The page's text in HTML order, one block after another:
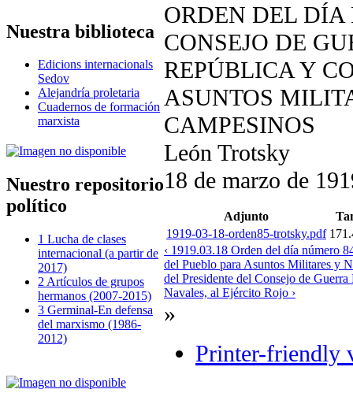
Nuestra biblioteca
Edicions internacionals
Sedov
Alejandría proletaria
Cuadernos de formación
marxista
Nuestro repositorio
político
1 Lucha de clases
internacional (a partir de
2017)
2 Artículos de grupos
hermanos (2007-2015)
3 Germinal-En defensa
del marxismo (1986-
2012)
ORDEN DEL DÍA
CONSEJO DE
REPÚBLICA Y
ASUNTOS
CAMPESINOS
León Trotsky
18 de marzo de
Adjunto
1919-03-18-orden85-trotsky.pdf
‹ 1919.03.18 Orden del día número
del Pueblo para Asuntos Militares y
del Presidente del Consejo de
Navales, al Ejército Rojo ›
»
Printer-friendly